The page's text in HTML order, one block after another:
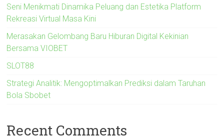
Seni Menikmati Dinamika Peluang dan Estetika Platform
Rekreasi Virtual Masa Kini
Merasakan Gelombang Baru Hiburan Digital Kekinian
Bersama VIOBET
SLOT88
Strategi Analitik: Mengoptimalkan Prediksi dalam Taruhan
Bola Sbobet
Recent Comments